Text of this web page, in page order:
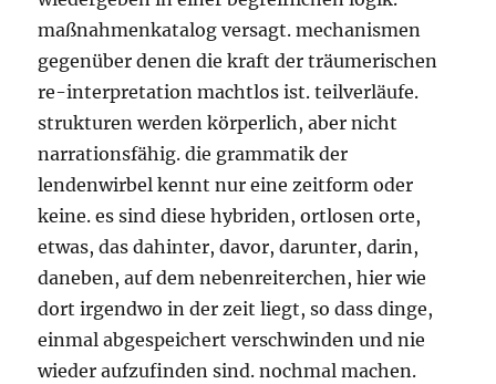
maßnahmenkatalog versagt. mechanismen
gegenüber denen die kraft der träumerischen
re-interpretation machtlos ist. teilverläufe.
strukturen werden körperlich, aber nicht
narrationsfähig. die grammatik der
lendenwirbel kennt nur eine zeitform oder
keine. es sind diese hybriden, ortlosen orte,
etwas, das dahinter, davor, darunter, darin,
daneben, auf dem nebenreiterchen, hier wie
dort irgendwo in der zeit liegt, so dass dinge,
einmal abgespeichert verschwinden und nie
wieder aufzufinden sind. nochmal machen.